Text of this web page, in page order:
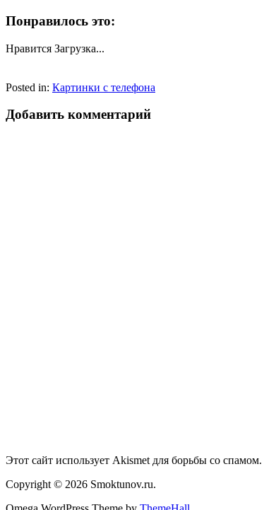
Понравилось это:
Нравится Загрузка...
Posted in: Картинки с телефона
Добавить комментарий
Этот сайт использует Akismet для борьбы со спамом.
Copyright © 2026 Smoktunov.ru.